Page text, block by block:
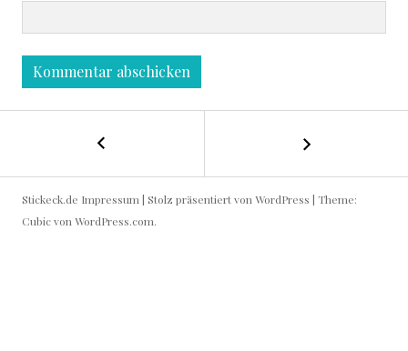
E
s
b
Stickeck.de Impressum | Stolz präsentiert von WordPress | Theme:
Cubic von WordPress.com.